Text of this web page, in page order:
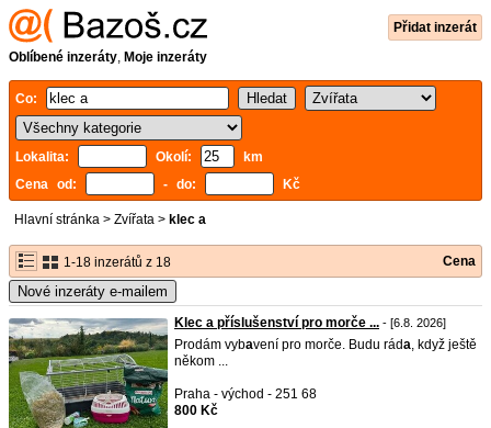
Přidat inzerát
Oblíbené inzeráty, Moje inzeráty
Co:
Lokalita: Okolí:
km
Cena od:
- do: Kč
Hlavní stránka > Zvířata > klec a
1-18 inzerátů z 18 Cena
Nové inzeráty e-mailem
Klec a příslušenství pro morče ... - [6.8. 2026]
Prodám vybavení pro morče. Budu ráda, když ještě
někom ...
Praha - východ - 251 68
800 Kč